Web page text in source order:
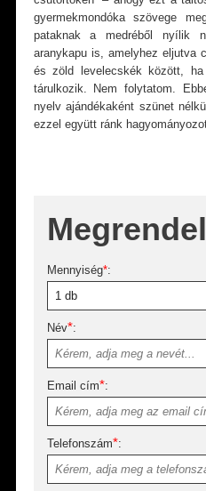
gyermekmondóka szövege
pataknak a medréből nyílik
aranykapu is, amelyhez eljutva
és zöld levelecskék között,
tárulkozik. Nem folytatom.
nyelv ajándékaként szünet
ezzel együtt ránk
Mennyiség*:
Név*:
Email cím*:
Telefonszám*: